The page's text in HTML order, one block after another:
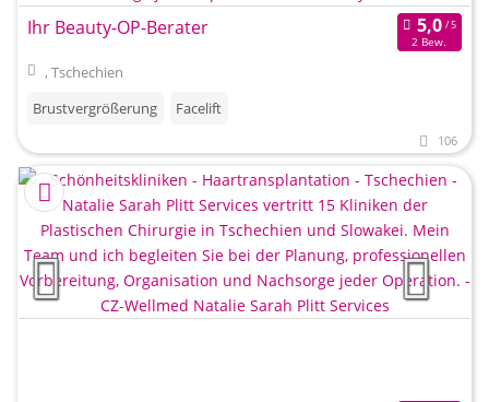
Ihr Beauty-OP-Berater
2 Bew.
, Tschechien
Brustvergrößerung
Facelift
106